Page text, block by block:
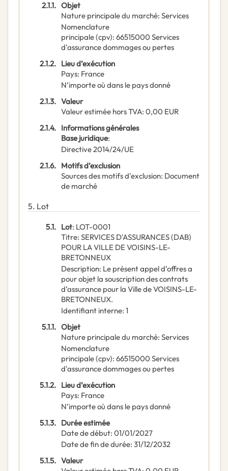
2.1.1. Objet
Nature principale du marché: Services
Nomenclature
principale(cpv): 66515000 Services
d'assurance dommages ou pertes
2.1.2. Lieu d’exécution
Pays: France
N’importe où dans le pays donné
2.1.3. Valeur
Valeur estimée hors TVA: 0,00 EUR
2.1.4. Informations générales
Base juridique:
Directive 2014/24/UE
2.1.6. Motifs d’exclusion
Sources des motifs d'exclusion: Document
de marché
5. Lot
5.1. Lot: LOT-0001
Titre: SERVICES D'ASSURANCES (DAB)
POUR LA VILLE DE VOISINS-LE-
BRETONNEUX
Description: Le présent appel d’offres a
pour objet la souscription des contrats
d’assurance pour la Ville de VOISINS-LE-
BRETONNEUX.
Identifiant interne: 1
5.1.1. Objet
Nature principale du marché: Services
Nomenclature
principale(cpv): 66515000 Services
d'assurance dommages ou pertes
5.1.2. Lieu d’exécution
Pays: France
N’importe où dans le pays donné
5.1.3. Durée estimée
Date de début: 01/01/2027
Date de fin de durée: 31/12/2032
5.1.5. Valeur